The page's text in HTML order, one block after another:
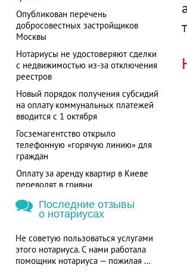
Опубликован перечень
добросовестных застройщиков
Москвы
Нотариусы не удостоверяют сделки
с недвижимостью из-за отключения
реестров
Новый порядок получения субсидий
на оплату коммунальных платежей
вводится с 1 октября
Госземагентство открыло
телефонную «горячую линию» для
граждан
Оплату за аренду квартир в Киеве
переводят в гривни
Последние отзывы
о нотариусах
Не советую пользоваться услугами
этого нотариуса. С нами работала
помощник нотариуса — пожилая ...